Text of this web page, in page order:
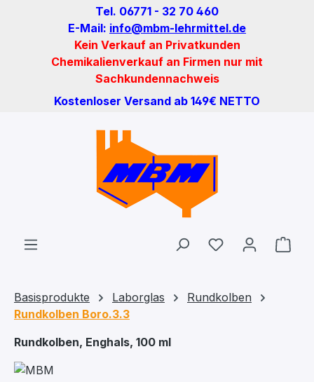
Zum Hauptinhalt springenTel. 06771 - 32 70 460
E-Mail: info@mbm-lehrmittel.de
Kein Verkauf an Privatkunden
Chemikalienverkauf an Firmen nur mit
Sachkundennachweis
Kostenloser Versand ab 149€ NETTO
Du hast 0
Basisprodukte Laborglas
Rundkolben
Rundkolben Boro.3.3
Rundkolben, Enghals, 100 ml